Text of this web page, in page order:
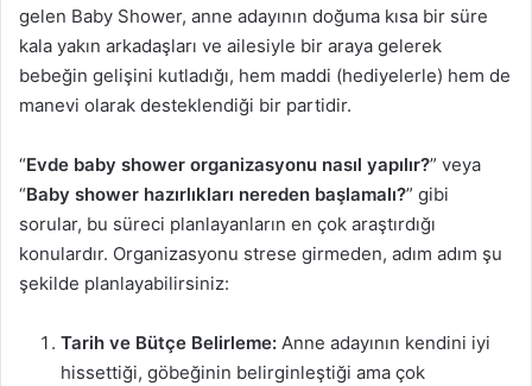
gelen Baby Shower, anne adayının doğuma kısa bir süre
kala yakın arkadaşları ve ailesiyle bir araya gelerek
bebeğin gelişini kutladığı, hem maddi (hediyelerle) hem de
manevi olarak desteklendiği bir partidir.
“Evde baby shower organizasyonu nasıl yapılır?” veya
“Baby shower hazırlıkları nereden başlamalı?” gibi
sorular, bu süreci planlayanların en çok araştırdığı
konulardır. Organizasyonu strese girmeden, adım adım şu
şekilde planlayabilirsiniz:
Tarih ve Bütçe Belirleme: Anne adayının kendini iyi
hissettiği, göbeğinin belirginleştiği ama çok